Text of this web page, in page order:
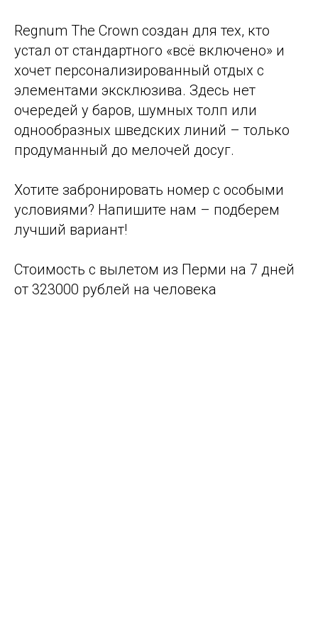
Regnum The Crown создан для тех, кто
устал от стандартного «всё включено» и
хочет персонализированный отдых с
элементами эксклюзива. Здесь нет
очередей у баров, шумных толп или
однообразных шведских линий – только
продуманный до мелочей досуг.
Хотите забронировать номер с особыми
условиями? Напишите нам – подберем
лучший вариант!
Стоимость с вылетом из Перми на 7 дней
от 323000 рублей на человека